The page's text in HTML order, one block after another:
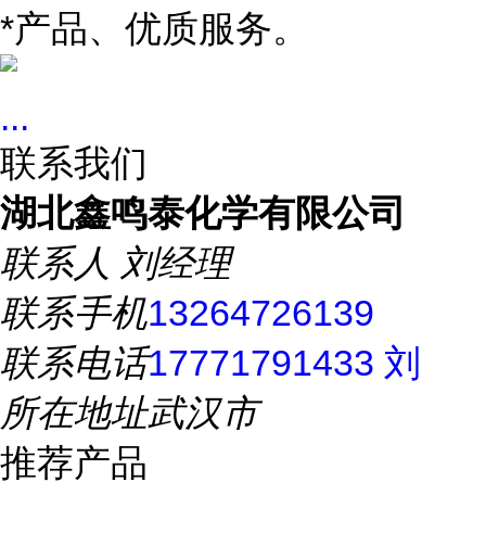
*产品、优质服务。
...
联系我们
湖北鑫鸣泰化学有限公司
联系人 刘经理
联系手机13264726139
联系电话17771791433 刘
所在地址武汉市
推荐产品